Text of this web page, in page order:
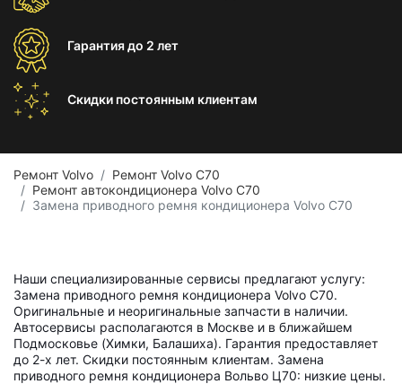
Гарантиядо 2 лет
Скидки постоянным клиентам
Ремонт Volvo
Ремонт Volvo C70
Ремонт автокондиционера Volvo C70
Замена приводного ремня кондиционера Volvo C70
Наши специализированные сервисы предлагают услугу:
Замена приводного ремня кондиционера Volvo C70.
Оригинальные и неоригинальные запчасти в наличии.
Автосервисы располагаются в Москве и в ближайшем
Подмосковье (Химки, Балашиха). Гарантия предоставляет
до 2-х лет. Скидки постоянным клиентам. Замена
приводного ремня кондиционера Вольво Ц70: низкие цены.